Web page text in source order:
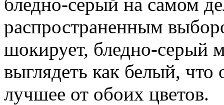
распространенным
шокирует, бледно-серый
выглядеть как белый, что
лучшее от обоих цветов.